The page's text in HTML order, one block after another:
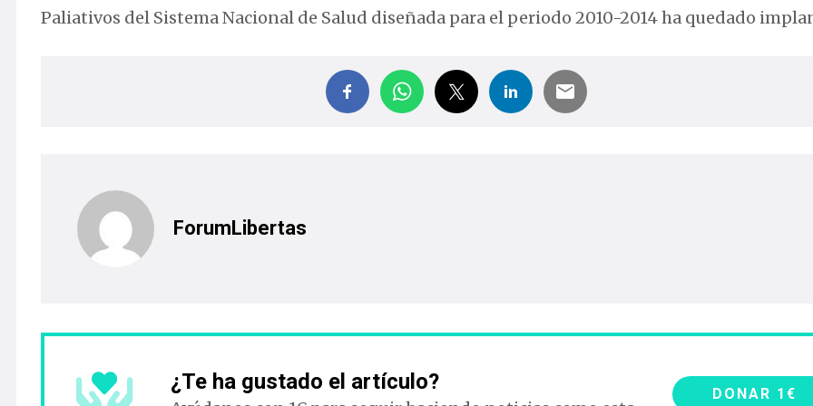
Paliativos del Sistema Nacional de Salud diseñada para el periodo 2010-2014 ha quedado
ForumLibertas
¿Te ha gustado el artículo? DONAR 1€